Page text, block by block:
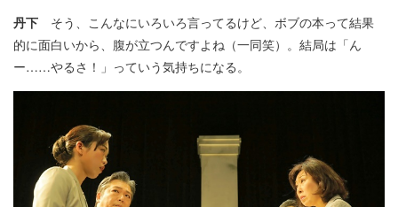
丹下 そう、こんなにいろいろ言ってるけど、ボブの本って結果
的に面白いから、腹が立つんですよね（一同笑）。結局は「ん
ー……やるさ！」っていう気持ちになる。